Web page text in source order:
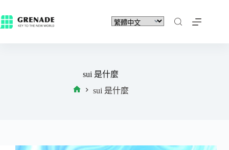
sui 是什麼
sui 是什麼